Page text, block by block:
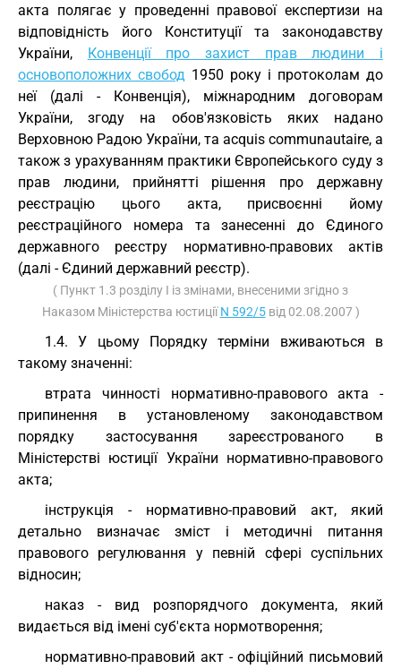
акта полягає у проведенні правової експертизи на
відповідність його Конституції та законодавству
України, Конвенції про захист прав людини і
основоположних свобод 1950 року і протоколам до
неї (далі - Конвенція), міжнародним договорам
України, згоду на обов'язковість яких надано
Верховною Радою України, та acquis communautaire, а
також з урахуванням практики Європейського суду з
прав людини, прийнятті рішення про державну
реєстрацію цього акта, присвоєнні йому
реєстраційного номера та занесенні до Єдиного
державного реєстру нормативно-правових актів
(далі - Єдиний державний реєстр).
( Пункт 1.3 розділу I із змінами, внесеними згідно з
Наказом Міністерства юстиціїN 592/5від 02.08.2007 )
1.4. У цьому Порядку терміни вживаються в
такому значенні:
втрата чинності нормативно-правового акта -
припинення в установленому законодавством
порядку застосування зареєстрованого в
Міністерстві юстиції України нормативно-правового
акта;
інструкція - нормативно-правовий акт, який
детально визначає зміст і методичні питання
правового регулювання у певній сфері суспільних
відносин;
наказ - вид розпорядчого документа, який
видається від імені суб'єкта нормотворення;
нормативно-правовий акт - офіційний письмовий